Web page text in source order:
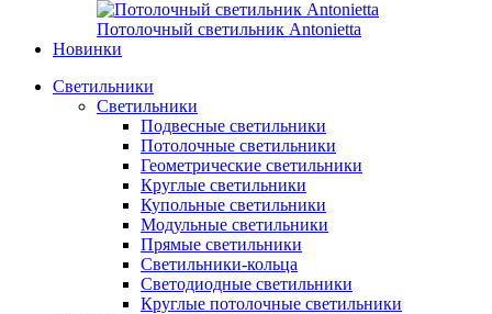
Потолочный светильник Antonietta
Новинки
Светильники
Светильники
Подвесные светильники
Потолочные светильники
Геометрические светильники
Круглые светильники
Купольные светильники
Модульные светильники
Прямые светильники
Светильники-кольца
Светодиодные светильники
Круглые потолочные светильники